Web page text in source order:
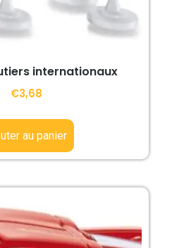
internationaux
€3,68
au panier